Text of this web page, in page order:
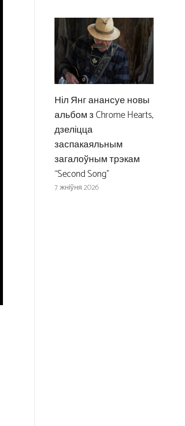
Ніл Янг анансуе новы
альбом з Chrome Hearts,
дзеліцца
заспакаяльным
загалоўным трэкам
“Second Song”
7 жніўня 2026